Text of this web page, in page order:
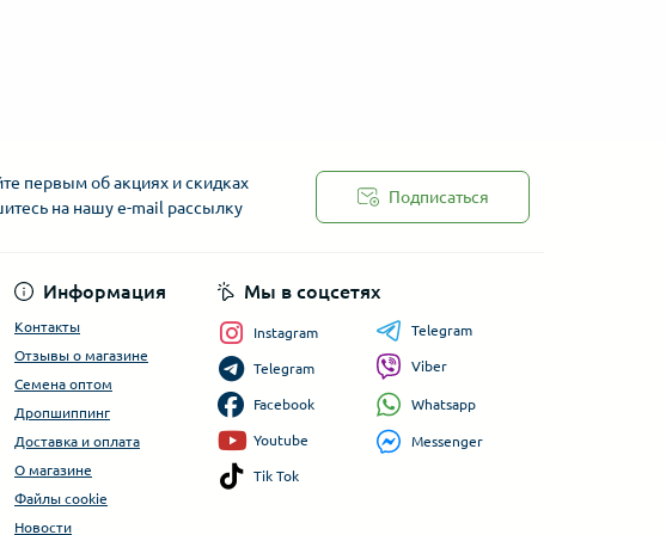
первым об акциях и скидках
на нашу e-mail рассылку
Подписаться
Информация
Контакты
Отзывы о магазине
Семена оптом
Дропшиппинг
Доставка и оплата
О магазине
Файлы cookie
Новости
Мы в соцсетях
Instagram
Telegram
Facebook
Youtube
Tik Tok
Telegram
Viber
Whatsapp
Messenger